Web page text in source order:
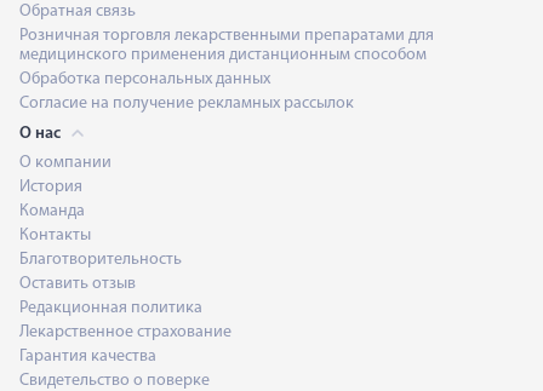
Обратная связь
Розничная торговля лекарственными препаратами для
медицинского применения дистанционным способом
Обработка персональных данных
Согласие на получение рекламных рассылок
О нас
О компании
История
Команда
Контакты
Благотворительность
Оставить отзыв
Редакционная политика
Лекарственное страхование
Гарантия качества
Свидетельство о поверке